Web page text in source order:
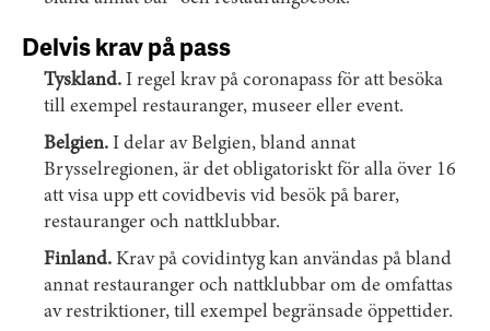
Delvis krav på pass
Tyskland. I regel krav på coronapass för att besöka
till exempel restauranger, museer eller event.
Belgien. I delar av Belgien, bland annat
Brysselregionen, är det obligatoriskt för alla över 16
att visa upp ett covidbevis vid besök på barer,
restauranger och nattklubbar.
Finland. Krav på covidintyg kan användas på bland
annat restauranger och nattklubbar om de omfattas
av restriktioner, till exempel begränsade öppettider.